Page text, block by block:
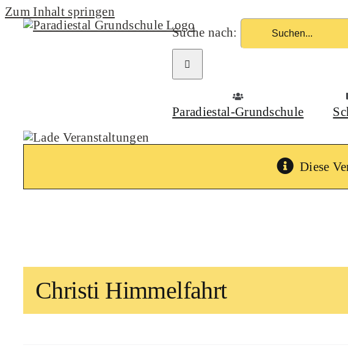
Zum Inhalt springen
Suche nach:
Paradiestal-Grundschule
Diese
Christi Himmelfahrt